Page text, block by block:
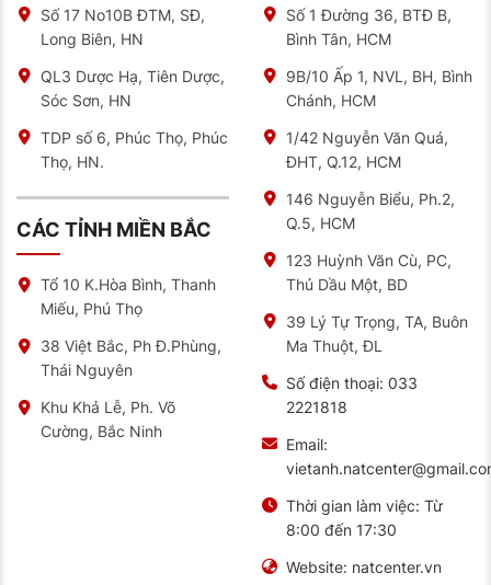
Infographic hướng dẫn cách đọc thông số lốp ô tô từ
trung tâm bảo dưỡng ô tô NAT Center
So sánh lốp Michelin Primacy 4 ST với Bridgestone &
Continental
TIÊU
CHÍ
MICHELIN
BRIDGESTONE
CONTINENTAL
UC6
Độ
bền
(60 –
Tốt (50 –
60.000 km)
Tốt (45 –
Phanh
đường
Xuất sắc
Tiếng
ồn
Rất thấp
Trung bình –
thấp
Cảm
giác
Cân bằng
Trung bình –
Ngoài Bridgestone và Continental, người dùng còn
hay Goodyear. Trong đó, Pirelli Cinturato P7 thiên về
Số 17 No10B ĐTM, SĐ,
Long Biên, HN
QL3 Dược Hạ, Tiên Dược,
Sóc Sơn, HN
TDP số 6, Phúc Thọ, Phúc
Thọ, HN.
CÁC TỈNH MIỀN BẮC
Tổ 10 K.Hòa Bình, Thanh
Miếu, Phú Thọ
38 Việt Bắc, Ph Đ.Phùng,
Thái Nguyên
Khu Khả Lễ, Ph. Võ
Cường, Bắc Ninh
Số 1 Đường 36, BTĐ B,
Bình Tân, HCM
9B/10 Ấp 1, NVL, BH, Bình
Chánh, HCM
1/42 Nguyễn Văn Quá,
ĐHT, Q.12, HCM
146 Nguyễn Biểu, Ph.2,
Q.5, HCM
123 Huỳnh Văn Cù, PC,
Thủ Dầu Một, BD
39 Lý Tự Trọng, TA, Buôn
Ma Thuột, ĐL
Số điện thoại: 033
2221818
Email:
Thời gian làm việc: Từ
8:00 đến 17:30
Website: natcenter.vn